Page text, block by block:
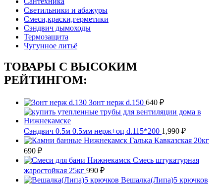
Светильники и абажуры
Смеси,краски,герметики
Сэндвич дымоходы
Термозащита
Чугунное литьё
ТОВАРЫ С ВЫСОКИМ
РЕЙТИНГОМ:
Зонт нерж d.150 640 ₽
Сэндвич 0.5м 0.5мм нерж+оц d.115*200 1,990 ₽
Галька Кавказская 20кг
690 ₽
Смесь штукатурная
жаростойкая 25кг 990 ₽
Вешалка(Липа)5 крючков